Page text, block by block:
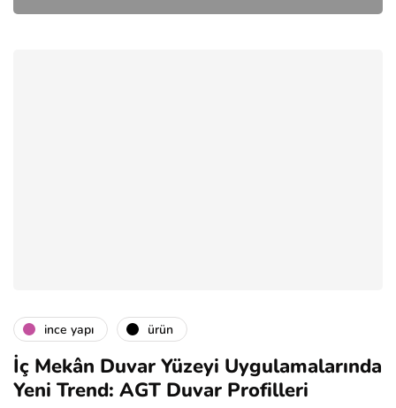
i̇nce yapı ürün
İç Mekân Duvar Yüzeyi Uygulamalarında
Yeni Trend: AGT Duvar Profilleri